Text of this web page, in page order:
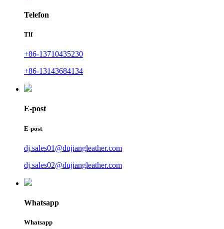
Telefon
Tlf
+86-13710435230
+86-13143684134
E-post
E-post
dj.sales01@dujiangleather.com
dj.sales02@dujiangleather.com
Whatsapp
Whatsapp